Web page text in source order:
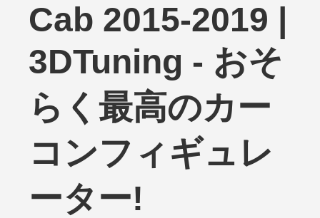
Cab 2015-2019 |
3DTuning - おそ
らく最高のカー
コンフィギュレ
ーター!